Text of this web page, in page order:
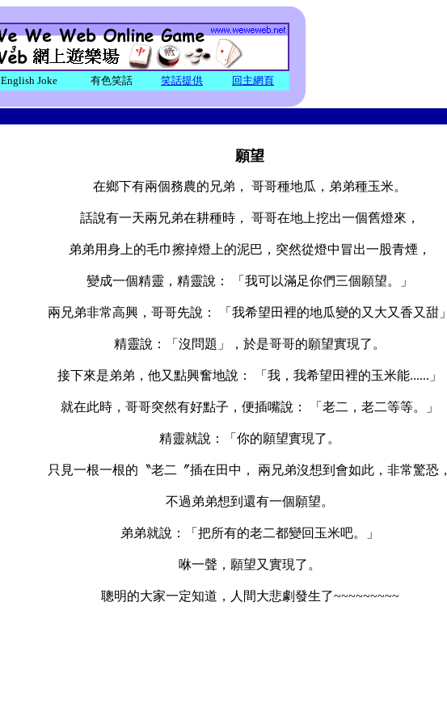
English Joke 有色笑話 笑話提供 回主網頁
願望
在鄉下有兩個務農的兄弟， 哥哥種地瓜，弟弟種玉米。
話說有一天兩兄弟在耕種時， 哥哥在地上挖出一個舊燈來，
弟弟用身上的毛巾擦掉燈上的泥巴，突然從燈中冒出一股青煙，
變成一個精靈，精靈說： 「我可以滿足你們三個願望。」
兩兄弟非常高興，哥哥先說： 「我希望田裡的地瓜變的又大又香又甜」
精靈說：「沒問題」，於是哥哥的願望實現了。
接下來是弟弟，他又點興奮地說： 「我，我希望田裡的玉米能......」
就在此時，哥哥突然有好點子，便插嘴說： 「老二，老二等等。」
精靈就說：「你的願望實現了。
只見一根一根的〝老二〞插在田中， 兩兄弟沒想到會如此，非常驚恐，
不過弟弟想到還有一個願望。
弟弟就說：「把所有的老二都變回玉米吧。」
咻一聲，願望又實現了。
聰明的大家一定知道，人間大悲劇發生了~~~~~~~~~